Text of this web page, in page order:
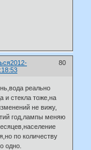
80
2012-
реально
и стекла тоже,на
не вижу,
год,лампы меняю
по количеству
одно.